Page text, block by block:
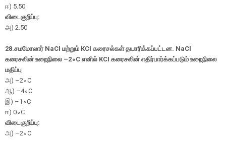
ஈ) 5.50
விடைகுறிப்பு:
அ) 2.50
28.சமமோலார் NaCl மற்றும் KCI கரைசல்கள் தயாரிக்கப்பட்டன. NaCl
கரைசலின் உறைநிலை –2∘C எனில் KCI கரைசலின் எதிர்பார்க்கப்படும் உறைநிலை
மதிப்பு
அ) –2 ∘C
ஆ) –4∘C
இ) –1 ∘C
ஈ) 0∘C
விடைகுறிப்பு:
அ) –2 ∘C